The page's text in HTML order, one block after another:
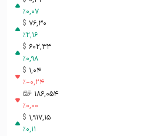
%0,07
76,30
$
%2,16
602,33
$
%0,98
1,04
$
%-0,24
186,054 تومان-ء
%0,00
1,917,15
$
%0,11